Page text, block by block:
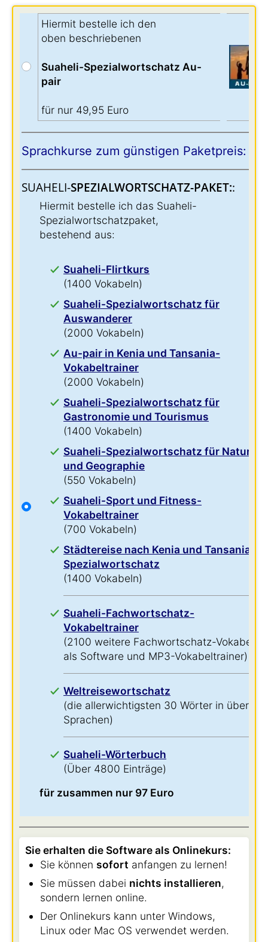
Hiermit bestelle ich den
oben beschriebenen
Suaheli-Spezialwortschatz Au-
pair
für nur 49,95 Euro
Sprachkurse zum günstigen Paketpreis:
SUAHELI-SPEZIALWORTSCHATZ-PAKET::
Hiermit bestelle ich das Suaheli-
Spezialwortschatzpaket,
bestehend aus:
Suaheli-Flirtkurs
(1400 Vokabeln)
Suaheli-Spezialwortschatz für
Auswanderer
(2000 Vokabeln)
Au-pair in Kenia und Tansania-
Vokabeltrainer
(2000 Vokabeln)
Suaheli-Spezialwortschatz für
Gastronomie und Tourismus
(1400 Vokabeln)
Suaheli-Spezialwortschatz für Natur
und Geographie
(550 Vokabeln)
Suaheli-Sport und Fitness-
Vokabeltrainer
(700 Vokabeln)
Städtereise nach Kenia und Tansania-
Spezialwortschatz
(1400 Vokabeln)
Suaheli-Fachwortschatz-
Vokabeltrainer
(2100 weitere Fachwortschatz-Vokabeln
als Software und MP3-Vokabeltrainer)
Weltreisewortschatz
(die allerwichtigsten 30 Wörter in über 60
Sprachen)
Suaheli-Wörterbuch
(Über 4800 Einträge)
für zusammen nur 97 Euro
Sie erhalten die Software als Onlinekurs:
Sie können sofort anfangen zu lernen!
Sie müssen dabei nichts installieren,
sondern lernen online.
Der Onlinekurs kann unter Windows,
Linux oder Mac OS verwendet werden.